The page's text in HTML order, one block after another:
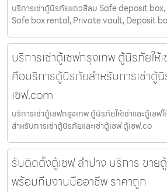
บริการเช่าตู้นิรภัยแถวสีลม Safe deposit
Safe box rental, Private vault, Deposit
บริการเช่าตู้เซฟกรุงเทพ ตู้นิรภัยให้เ
คือบริการตู้นิรภัยสำหรับการเช่าตู้นิ
เซฟ.com
บริการเช่าตู้เซฟกรุงเทพ ตู้นิรภัยให้เช่าและตู้เซฟ
สำหรับการเช่าตู้นิรภัยและเช่าตู้เซฟ ตู้เซฟ.co
รับติดตั้งตู้เซฟ ลำปาง บริการ ขาย
พร้อมทีมงานมืออาชีพ ราคาถูก